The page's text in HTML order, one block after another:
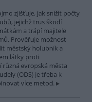
zjišťuje, jak snížit počty
jejichž trus škodí
a trápí majitele
Prověřuje možnost
městský holubník a
látky proti
evropská města
(ODS) je třeba k
více metod.